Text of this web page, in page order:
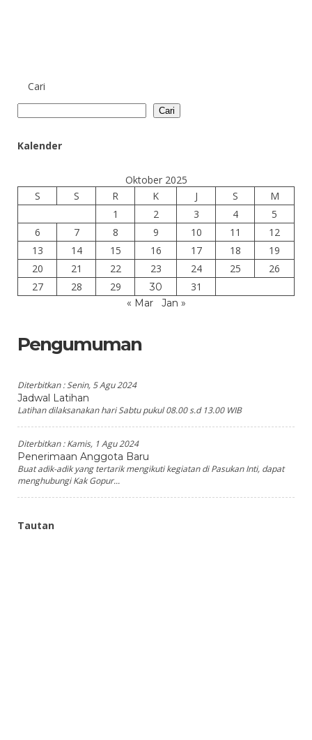
Cari
Cari
Kalender
Oktober 2025
S
S R K J S
M
1
2 3 4
5
6
7 8 9 10 11
12
13
14 15 16 17 18
19
20
21 22 23 24 25
26
27
28 29 30 31
« Mar Jan »
Pengumuman
Diterbitkan :Senin, 5 Agu 2024
Jadwal Latihan
Latihan dilaksanakan hari Sabtu pukul 08.00 s.d 13.00 WIB
Diterbitkan :Kamis, 1 Agu 2024
Penerimaan Anggota Baru
Buat adik-adik yang tertarik mengikuti kegiatan di Pasukan Inti, dapat
menghubungi Kak Gopur...
Tautan